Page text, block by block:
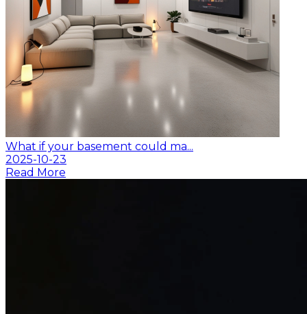
What if your basement could ma...
2025-10-23
Read More